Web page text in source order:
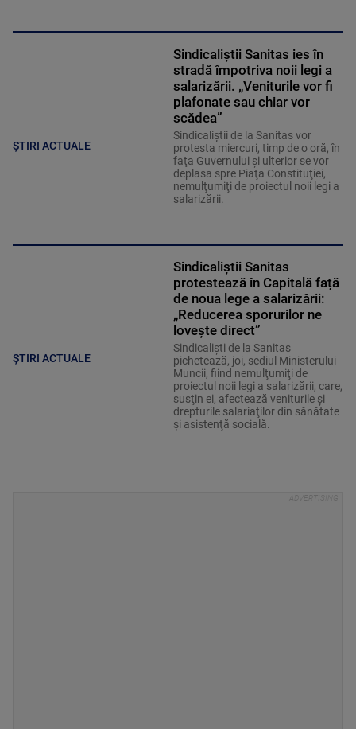
ȘTIRI ACTUALE
Sindicaliștii Sanitas ies în
stradă împotriva noii legi a
salarizării. „Veniturile vor fi
plafonate sau chiar vor
scădea”
Sindicaliştii de la Sanitas vor
protesta miercuri, timp de o oră, în
faţa Guvernului şi ulterior se vor
deplasa spre Piaţa Constituţiei,
nemulţumiţi de proiectul noii legi a
salarizării.
ȘTIRI ACTUALE
Sindicaliștii Sanitas
protestează în Capitală față
de noua lege a salarizării:
„Reducerea sporurilor ne
loveşte direct”
Sindicalişti de la Sanitas
pichetează, joi, sediul Ministerului
Muncii, fiind nemulţumiţi de
proiectul noii legi a salarizării, care,
susţin ei, afectează veniturile şi
drepturile salariaţilor din sănătate
şi asistenţă socială.